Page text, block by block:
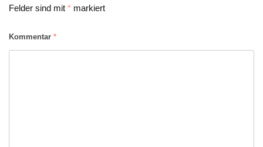
Felder sind mit * markiert
Kommentar *